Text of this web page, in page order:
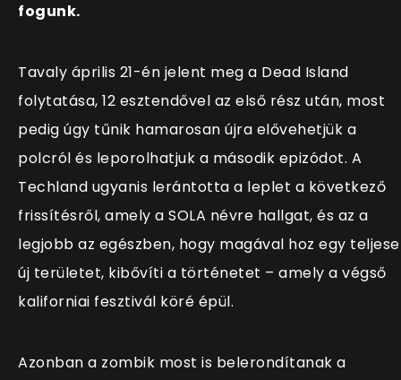
fogunk.
Tavaly április 21-én jelent meg a Dead Island
folytatása, 12 esztendővel az első rész után, most
pedig úgy tűnik hamarosan újra elővehetjük a
polcról és leporolhatjuk a második epizódot. A
Techland ugyanis lerántotta a leplet a következő
frissítésről, amely a SOLA névre hallgat, és az a
legjobb az egészben, hogy magával hoz egy
új területet, kibővíti a történetet – amely a végső
kaliforniai fesztivál köré épül.
Azonban a zombik most is belerondítanak a